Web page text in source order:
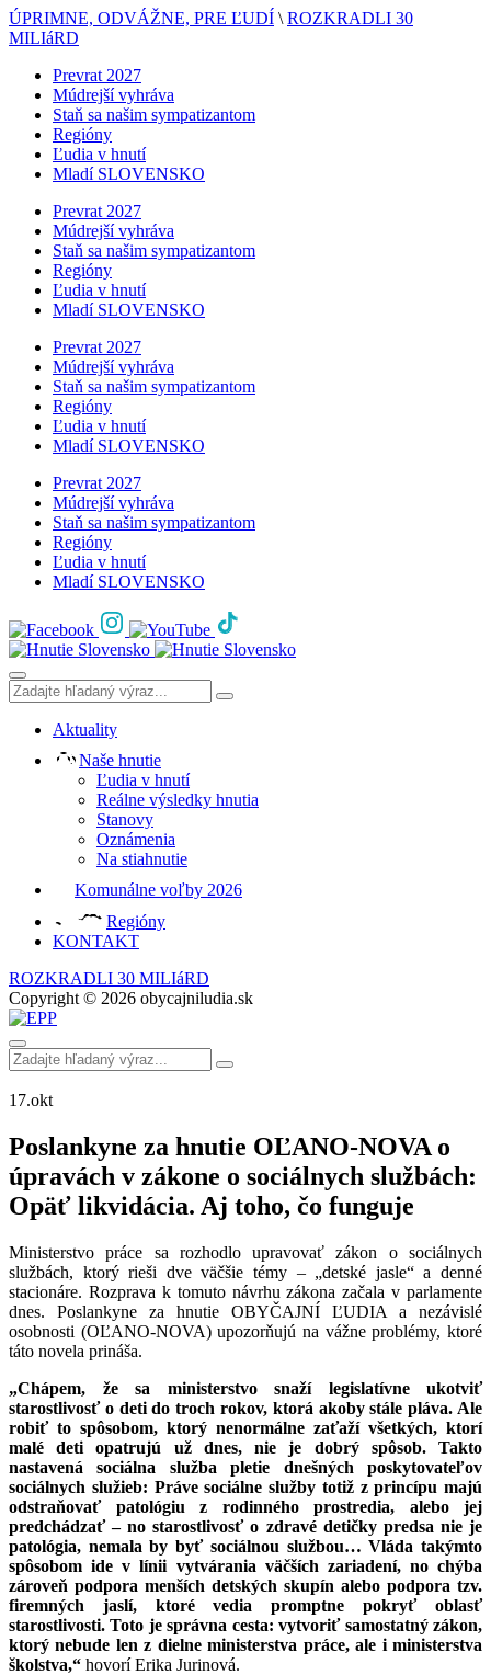
ÚPRIMNE, ODVÁŽNE, PRE ĽUDÍ \ ROZKRADLI 30
MILIáRD
Prevrat 2027
Múdrejší vyhráva
Staň sa našim sympatizantom
Regióny
Ľudia v hnutí
Mladí SLOVENSKO
Prevrat 2027
Múdrejší vyhráva
Staň sa našim sympatizantom
Regióny
Ľudia v hnutí
Mladí SLOVENSKO
Prevrat 2027
Múdrejší vyhráva
Staň sa našim sympatizantom
Regióny
Ľudia v hnutí
Mladí SLOVENSKO
Prevrat 2027
Múdrejší vyhráva
Staň sa našim sympatizantom
Regióny
Ľudia v hnutí
Mladí SLOVENSKO
Aktuality
Naše hnutie
Ľudia v hnutí
Reálne výsledky hnutia
Stanovy
Oznámenia
Na stiahnutie
Komunálne voľby 2026
Regióny
KONTAKT
ROZKRADLI 30 MILIáRD
Copyright © 2026 obycajniludia.sk
17.okt
Poslankyne za hnutie OĽANO-NOVA o
úpravách v zákone o sociálnych službách:
Opäť likvidácia. Aj toho, čo funguje
Ministerstvo práce sa rozhodlo upravovať zákon o sociálnych
službách, ktorý rieši dve väčšie témy – „detské jasle“ a denné
stacionáre. Rozprava k tomuto návrhu zákona začala v parlamente
dnes. Poslankyne za hnutie OBYČAJNÍ ĽUDIA a nezávislé
osobnosti (OĽANO-NOVA) upozorňujú na vážne problémy, ktoré
táto novela prináša.
„Chápem, že sa ministerstvo snaží legislatívne ukotviť
starostlivosť o deti do troch rokov, ktorá akoby stále pláva. Ale
robiť to spôsobom, ktorý nenormálne zaťaží všetkých, ktorí
malé deti opatrujú už dnes, nie je dobrý spôsob. Takto
nastavená sociálna služba pletie dnešných poskytovateľov
sociálnych služieb: Práve sociálne služby totiž z princípu majú
odstraňovať patológiu z rodinného prostredia, alebo jej
predchádzať – no starostlivosť o zdravé detičky predsa nie je
patológia, nemala by byť sociálnou službou… Vláda takýmto
spôsobom ide v línii vytvárania väčších zariadení, no chýba
zároveň podpora menších detských skupín alebo podpora tzv.
firemných jaslí, ktoré vedia promptne pokryť oblasť
starostlivosti. Toto je správna cesta: vytvoriť samostatný zákon,
ktorý nebude len z dielne ministerstva práce, ale i ministerstva
školstva,“ hovorí Erika Jurinová.